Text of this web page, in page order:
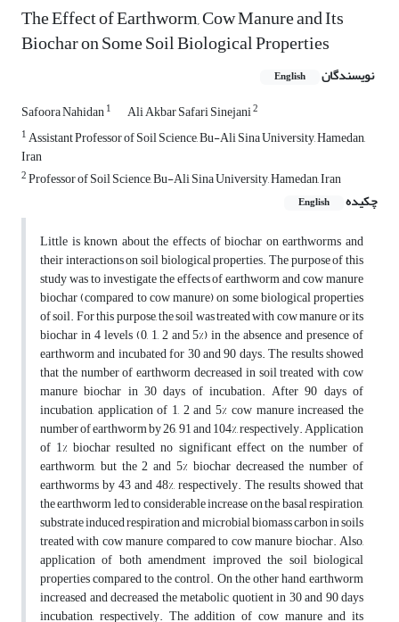
The Effect of Earthworm, Cow Manure and Its
Biochar on Some Soil Biological Properties
نویسندگان English
Safoora Nahidan1 Ali Akbar Safari Sinejani2
1Assistant Professor of Soil Science, Bu-Ali Sina University, Hamedan,
Iran
2Professor of Soil Science, Bu-Ali Sina University, Hamedan, Iran
چکیده
English
Little is known about the effects of biochar on earthworms and
their interactions on soil biological properties. The purpose of this
study was to investigate the effects of earthworm and cow manure
biochar (compared to cow manure) on some biological properties
of soil. For this purpose, the soil was treated with cow manure or its
biochar in 4 levels (0, 1, 2 and 5%) in the absence and presence of
earthworm and incubated for 30 and 90 days. The results showed
that the number of earthworm decreased in soil treated with cow
manure biochar in 30 days of incubation. After 90 days of
incubation, application of 1, 2 and 5% cow manure increased the
number of earthworm by 26, 91 and 104%, respectively. Application
of 1% biochar resulted no significant effect on the number of
earthworm, but the 2 and 5% biochar decreased the number of
earthworms by 43 and 48%, respectively. The results showed that
the earthworm led to considerable increase on the basal respiration,
substrate induced respiration and microbial biomass carbon in soils
treated with cow manure compared to cow manure biochar. Also,
application of both amendment improved the soil biological
properties compared to the control. On the other hand, earthworm
increased and decreased the metabolic quotient in 30 and 90 days
incubation, respectively. The addition of cow manure and its